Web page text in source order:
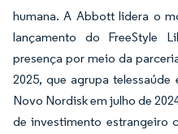
humana. A Abbott lidera o
lançamento do FreeStyle
presença por meio da
2025, que agrupa
Novo Nordisk em julho de
de investimento estrangeiro